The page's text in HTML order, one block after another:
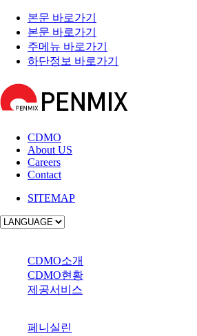
본문 바로가기
본문 바로가기
주메뉴 바로가기
하단정보 바로가기
CDMO
About US
Careers
Contact
SITEMAP
CDMO소개
CDMO현황
제공서비스
페니실린